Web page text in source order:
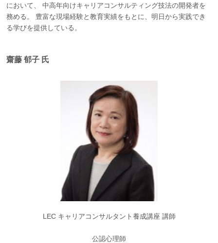
において、 中高年向けキャリアコンサルティング技法の開発者を
務める。 豊富な現場経験と教育実績をもとに、明日から実践でき
る学びを提供している。
齋藤 郁子 氏
LEC キャリアコンサルタント養成講座 講師
公認心理師